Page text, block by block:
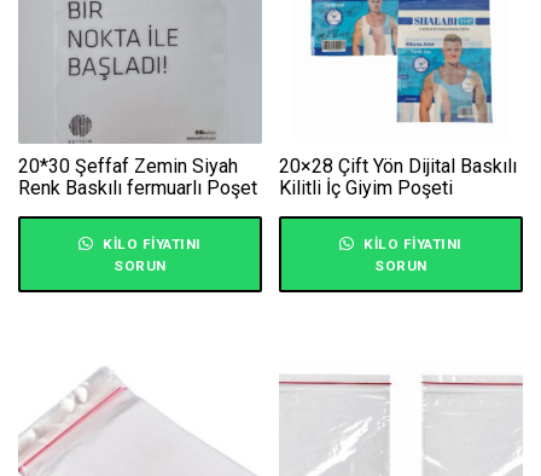
20*30 Şeffaf Zemin Siyah
Renk Baskılı fermuarlı Poşet
KILO FIYATINI
SORUN
20×28 Çift Yön Dijital Baskılı
Kilitli İç Giyim Poşeti
KILO FIYATINI
SORUN